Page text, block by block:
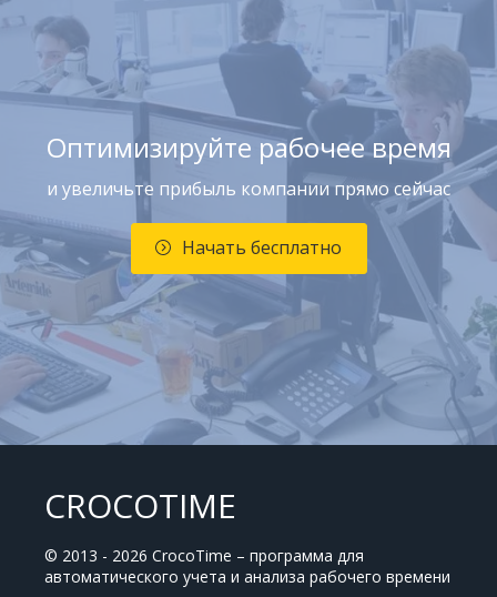
Оптимизируйте рабочее время
и увеличьте прибыль компании прямо сейчас
Начать бесплатно
CROCOTIME
© 2013 - 2026 CrocoTime – программа для
автоматического учета и анализа рабочего времени